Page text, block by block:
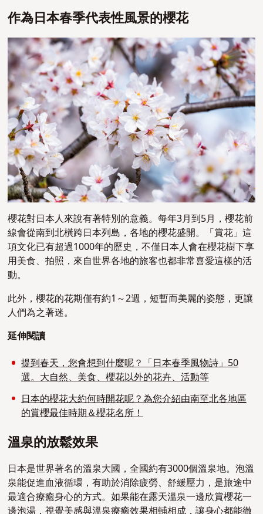
作為日本春季代表性風景的櫻花
櫻花對日本人來說有著特別的意義。每年3月到5月，櫻花前
線會從南到北橫跨日本列島，各地的櫻花盛開。「賞花」這
項文化已有超過1000年的歷史，不僅日本人會在櫻花樹下享
用美食、拍照，來自世界各地的旅客也都非常喜愛這樣的活
動。
此外，櫻花的花期僅有約1～2週，短暫而美麗的姿態，更讓
人們為之著迷。
延伸閱讀
提到春天，您會想到什麼呢？「日本春季風物詩」50
選。大自然、美食、櫻花以外的花卉、活動等
日本的櫻花大約何時開花呢？為您介紹由南至北各地區
的賞櫻最佳時期＆櫻花名所！
溫泉的放鬆效果
日本是世界著名的溫泉大國，全國約有3000個溫泉地。泡溫
泉能促進血液循環，有助於消除疲勞、舒緩壓力，是旅途中
最適合療癒身心的方式。如果能在露天溫泉一邊欣賞櫻花一
邊泡湯，視覺美感與溫泉療癒效果相輔相成，讓身心都能徹